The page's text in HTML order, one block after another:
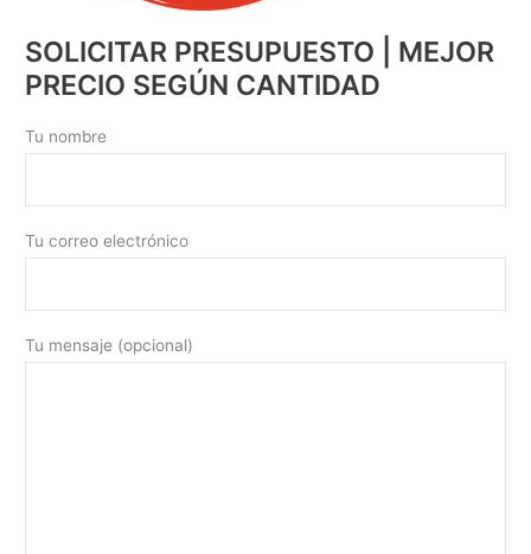
SOLICITAR PRESUPUESTO | MEJOR
PRECIO SEGÚN CANTIDAD
Tu nombre
Tu correo electrónico
Tu mensaje (opcional)